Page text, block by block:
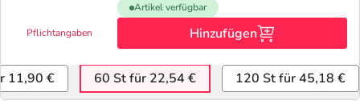
Pflichtangaben
Artikel verfügbar
Hinzufügen
11,90 € 60 St für 22,54 € 120 St für 45,18 €